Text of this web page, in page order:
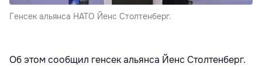
Генсек альянса НАТО Йенс Столтенберг.
Об этом сообщил генсек альянса Йенс Столтенберг.